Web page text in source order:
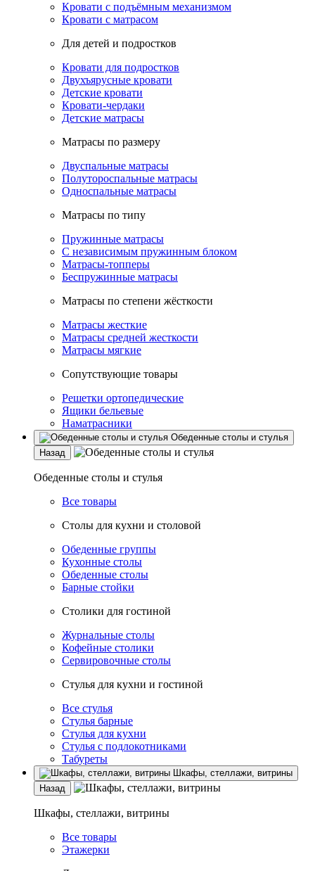
Кровати с подъёмным механизмом
Кровати с матрасом
Для детей и подростков
Кровати для подростков
Двухъярусные кровати
Детские кровати
Кровати-чердаки
Детские матрасы
Матрасы по размеру
Двуспальные матрасы
Полутороспальные матрасы
Односпальные матрасы
Матрасы по типу
Пружинные матрасы
С независимым пружинным блоком
Матрасы-топперы
Беспружинные матрасы
Матрасы по степени жёсткости
Матрасы жесткие
Матрасы средней жесткости
Матрасы мягкие
Сопутствующие товары
Решетки ортопедические
Ящики бельевые
Наматрасники
Обеденные столы и стулья
Назад
Обеденные столы и стулья
Все товары
Столы для кухни и столовой
Обеденные группы
Кухонные столы
Обеденные столы
Барные стойки
Столики для гостиной
Журнальные столы
Кофейные столики
Сервировочные столы
Стулья для кухни и гостиной
Все стулья
Стулья барные
Стулья для кухни
Стулья с подлокотниками
Табуреты
Шкафы, стеллажи, витрины
Назад
Шкафы, стеллажи, витрины
Все товары
Этажерки